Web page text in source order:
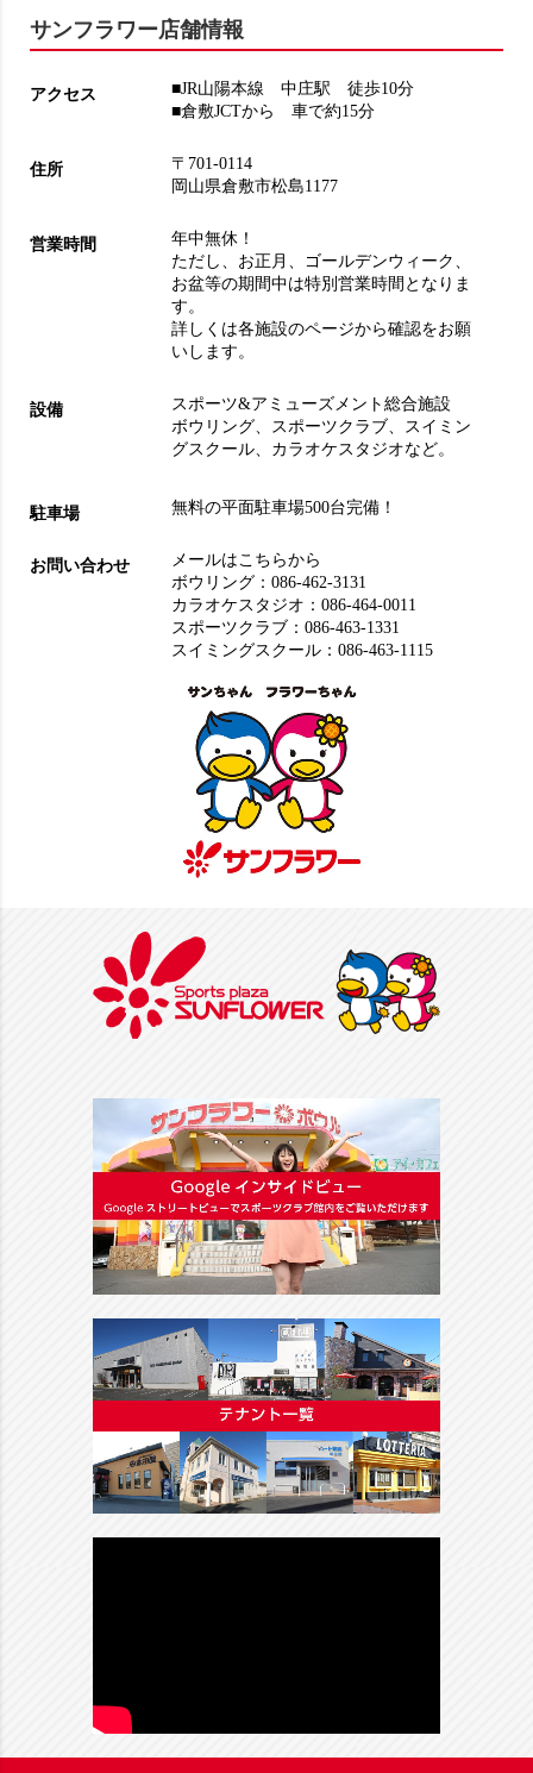
サンフラワー店舗情報
アクセス
■JR山陽本線 中庄駅 徒歩10分
■倉敷JCTから 車で約15分
住所
〒701-0114
岡山県倉敷市松島1177
営業時間
年中無休！
ただし、お正月、ゴールデンウィーク、
お盆等の期間中は特別営業時間となりま
す。
詳しくは各施設のページから確認をお願
いします。
設備
スポーツ&アミューズメント総合施設
ボウリング
スポーツクラブ
スイミン
グスクール
カラオケスタジオなど。
駐車場 無料の平面駐車場500台完備！
お問い合わせ
メールはこちらから
ボウリング：086-462-3131
カラオケスタジオ：086-464-0011
スポーツクラブ：086-463-1331
スイミングスクール：086-463-1115